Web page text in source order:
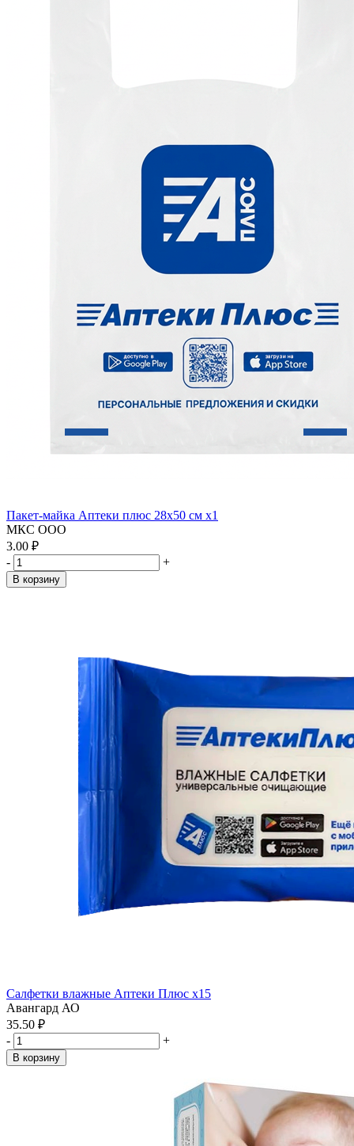
Пакет-майка Аптеки плюс 28х50 см x1
МКС ООО
3.00 ₽
-
+
В корзину
Салфетки влажные Аптеки Плюс x15
Авангард АО
35.50 ₽
-
+
В корзину